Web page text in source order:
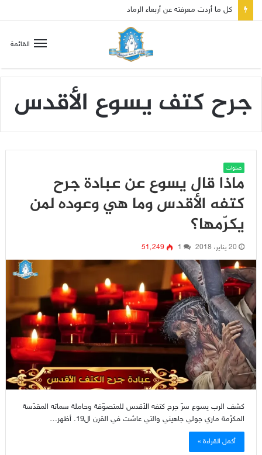
كل ما أردت معرفته عن أربعاء الرماد
القائمة
جرح كتف يسوع الأقدس
صلوات
ماذا قال يسوع عن عبادة جرح
كتفه الأقدس وما هي وعوده لمن
يكرّمها؟
20 يناير، 2018 1 51٬249
كشف الرب يسوع سرّ جرح كتفه الأقدس للمتصوّفة وحاملة سماته المقدّسة
المكرّمة ماري جولي جاهيني والتي عاشت في القرن ال19. أظهر…
أكمل القراءة »